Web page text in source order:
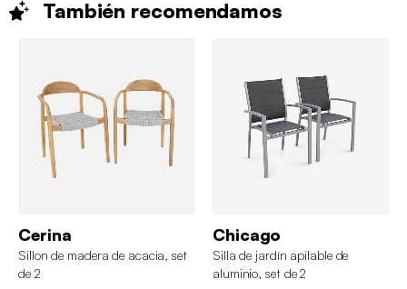
También recomendamos
Cerina
Sillon de madera de acacia, set
de 2
Chicago
Silla de jardín apilable de
aluminio, set de 2